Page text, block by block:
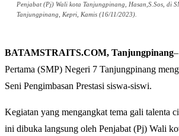
Penjabat (Pj) Wali kota Tanjungpinang, Hasan,S.Sos, di
Tanjungpinang, Kepri, Kamis (16/11/2023).
BATAMSTRAITS.COM, Tanjungpinang
Pertama (SMP) Negeri 7 Tanjungpinang
Seni Pengimbasan Prestasi siswa-siswi.
Kegiatan yang mengangkat tema gali talenta
ini dibuka langsung oleh Penjabat (Pj) Wali